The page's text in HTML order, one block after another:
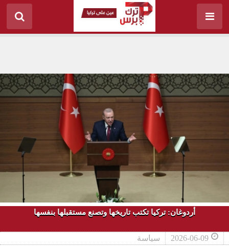
أردوغان: تركيا تكتب تاريخها وتصنع مستقبلها بنفسها
2026-06-09 سياسة